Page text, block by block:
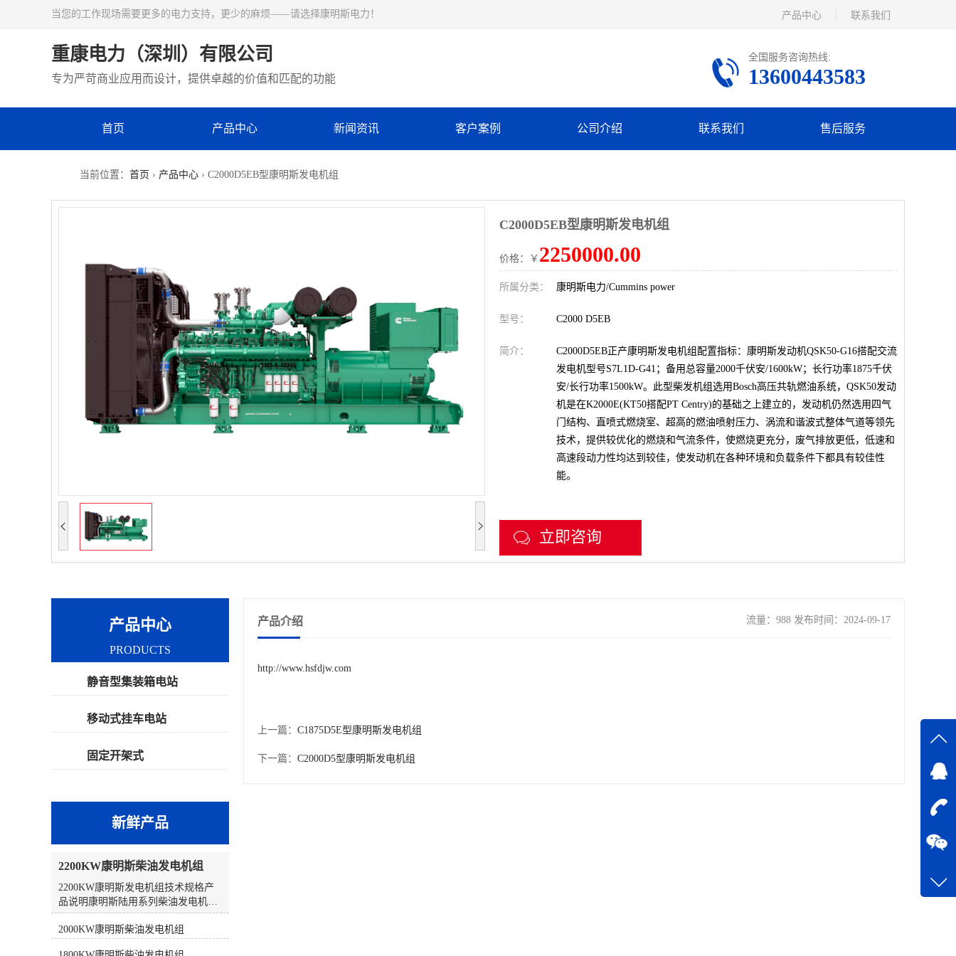
当您的工作现场需要更多的电力支持，更少的麻烦——请选择康明斯电力！ 联系我们
产品中心
重康电力（深圳）有限公司
专为严苛商业应用而设计，提供卓越的价值和匹配的功能
全国服务咨询热线:
13600443583
首页 产品中心 新闻资讯 客户案例 公司介绍 联系我们 售后服务
当前位置： 首页 › 产品中心 › C2000D5EB型康明斯发电机组
C2000D5EB型康明斯发电机组
价格：￥ 2250000.00
所属分类： 康明斯电力/Cummins power
型号： C2000 D5EB
简介：
C2000D5EB正产康明斯发电机组配置指标：康明斯发动机QSK50-G16搭配交流
发电机型号S7L1D-G41；备用总容量2000千伏安/1600kW；长行功率1875千伏
安/长行功率1500kW。此型柴发机组选用Bosch高压共轨燃油系统，QSK50发动
机是在K2000E(KT50搭配PT Centry)的基础之上建立的，发动机仍然选用四气
门结构、直喷式燃烧室、超高的燃油喷射压力、涡流和谐波式整体气道等领先
技术，提供较优化的燃烧和气流条件，使燃烧更充分，废气排放更低，低速和
高速段动力性均达到较佳，使发动机在各种环境和负载条件下都具有较佳性
能。
立即咨询
产品介绍 流量：988 发布时间：2024-09-17
http://www.hsfdjw.com
上一篇： C1875D5E型康明斯发电机组
下一篇： C2000D5型康明斯发电机组
产品中心
PRODUCTS
静音型集装箱电站
移动式挂车电站
固定开架式
新鲜产品
2200KW康明斯柴油发电机组
2200KW康明斯发电机组技术规格产
品说明康明斯陆用系列柴油发电机组
采用康明斯全球统一设计、生产和测
试标准，为客户提供可靠的、集成的
2000KW康明斯柴油发电机组
在线
在
咨询
客服